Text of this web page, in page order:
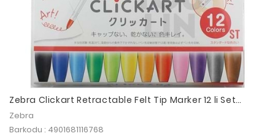
Zebra Clickart Retractable Felt Tip Marker 12 li Set
Standant Tonlar ST
Zebra
Barkodu : 4901681116768